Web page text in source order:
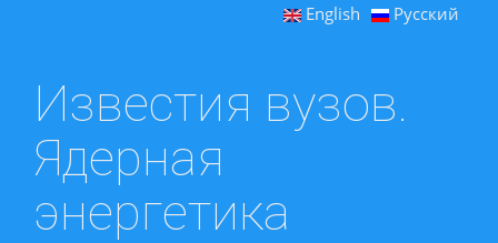
English Русский
Известия вузов.
Ядерная
энергетика